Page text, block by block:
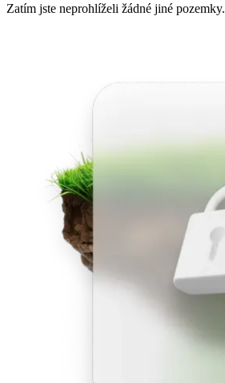
Zatím jste neprohlíželi žádné jiné pozemky.